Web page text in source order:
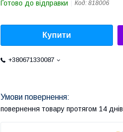
Готово до відправки Код: 818006
Купити
+380671330087
повернення товару протягом 14 днів